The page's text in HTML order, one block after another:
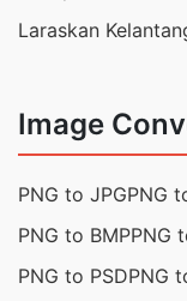
Laraskan
Image
PNG to JPGPNG
PNG to BMPPNG
PNG to PSDPNG